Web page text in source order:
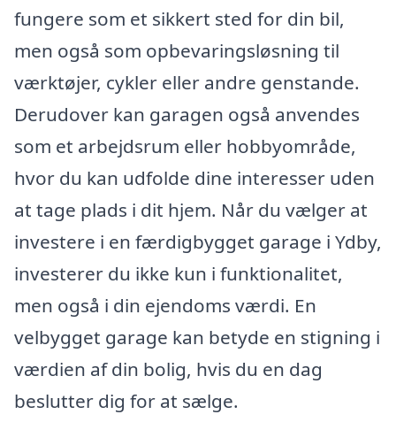
fungere som et sikkert sted for din bil,
men også som opbevaringsløsning til
værktøjer, cykler eller andre genstande.
Derudover kan garagen også anvendes
som et arbejdsrum eller hobbyområde,
hvor du kan udfolde dine interesser uden
at tage plads i dit hjem. Når du vælger at
investere i en færdigbygget garage i Ydby,
investerer du ikke kun i funktionalitet,
men også i din ejendoms værdi. En
velbygget garage kan betyde en stigning i
værdien af din bolig, hvis du en dag
beslutter dig for at sælge.